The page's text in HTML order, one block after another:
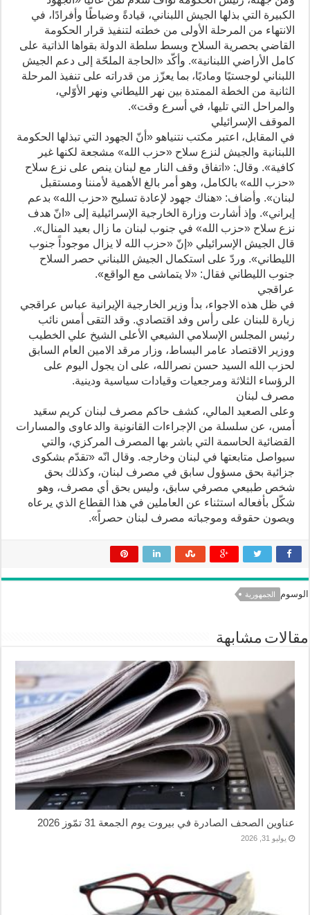
الكبيرة التي بذلها الجيش اللبناني، قيادةً وضباطًا وأفرادًا، في
الانتهاء من المرحلة الأولى من خطته لتنفيذ قرار الحكومة
القاضي بحصرية السلاح وبسط سلطة الدولة بقواها الذاتية على
كامل الأراضي اللبنانية». وأكّد «الحاجة الملحّة إلى دعم الجيش
اللبناني لوجستيًا وماديًا، بما يعزّز من قدراته على تنفيذ المرحلة
الثانية من الخطة الممتدة بين نهر الليطاني ونهر الأوّلي،
والمراحل التي تليها، في أسرع وقت».
الموقف الإسرائيلي
في المقابل، اعتبر مكتب نتنياهو «أنّ الجهود التي تبذلها الحكومة
اللبنانية والجيش لنزع سلاح «حزب الله» مشجعة لكنها غير
كافية». وقال: «اتفاق وقف النار مع لبنان ينص على نزع سلاح
«حزب الله» بالكامل، وهو أمر بالغ الأهمية لأمننا ومستقبل
لبنان». وأضاف: «هناك جهود لإعادة تسليح «حزب الله» بدعم
إيراني». وإذ أشارت وزارة الخارجية الإسرائيلية إلى «انّ هدف
نزع سلاح «حزب الله» في جنوب لبنان ما زال بعيد المنال».
قال الجيش الإسرائيلي «إنّ «حزب الله لا يزال موجوداً جنوب
الليطاني». وردّ على استكمال الجيش اللبناني حصر السلاح
جنوب الليطاني فقال: «لا يتماشى مع الواقع».
عراقجي
في ظل هذه الاجواء، بدأ وزير الخارجية الإيرانية عباس عراقجي
زيارة للبنان على رأس وفد اقتصادي. وقد التقى أمس نائب
رئيس المجلس الإسلامي الشيعي الأعلى الشيخ علي الخطيب
ووزير الاقتصاد عامر البساط، وزار مرقد الامين العام السابق
لحزب الله السيد حسن نصرالله، على ان يجول اليوم على
الرؤساء الثلاثة ومرجعيات وقيادات سياسية ودينية.
مصرف لبنان
وعلى الصعيد المالي، كشف حاكم مصرف لبنان كريم سعَيد
أمس، عن سلسلة من الإجراءات القانونية والدعاوى والمسارات
القضائية الحاسمة التي باشر بها المصرف المركزي، والتي
سيواصل متابعتها في لبنان وخارجه. وقال انّه «تقدّم بشكوى
جزائية بحق مسؤول سابق في مصرف لبنان، وكذلك بحق
شخص طبيعي مصرفي سابق، وليس بحق أي مصرف، وهو
شكّل بأفعاله استثناء عن العاملين في هذا القطاع الذي يرعاه
ويصون حقوقه وموجباته مصرف لبنان حصراً».
الوسوم الجمهورية
مقالات مشابهة
عناوين الصحف الصادرة في بيروت يوم الجمعة 31 تمّوز 2026
يوليو 31, 2026